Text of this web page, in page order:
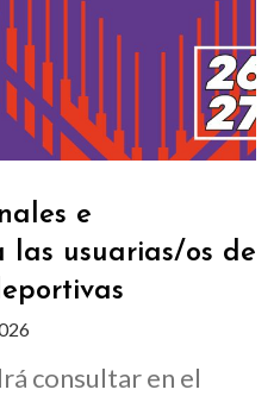
e
las usuarias/os de
consultar en el